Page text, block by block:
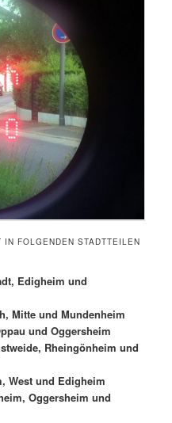
IN FOLGENDEN STADTTEILEN
Edigheim und
Mitte und Mundenheim
und Oggersheim
Rheingönheim und
West und Edigheim
Oggersheim und